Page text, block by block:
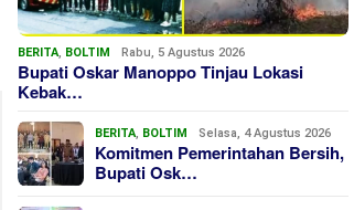
BERITA, BOLTIM Rabu, 5 Agustus 2026
Bupati Oskar Manoppo Tinjau Lokasi
Kebak…
BERITA, BOLTIM Selasa, 4 Agustus 2026
Komitmen Pemerintahan Bersih,
Bupati Osk…